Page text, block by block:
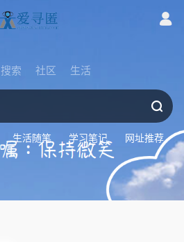
搜索 社区 生活
生活随笔 学习笔记 网址推荐